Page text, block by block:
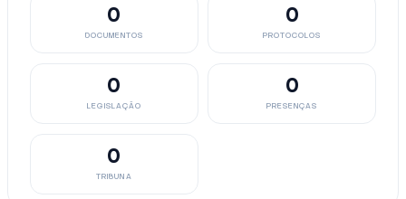
0
DOCUMENTOS
0
PROTOCOLOS
0
LEGISLAÇÃO
0
PRESENÇAS
0
TRIBUNA